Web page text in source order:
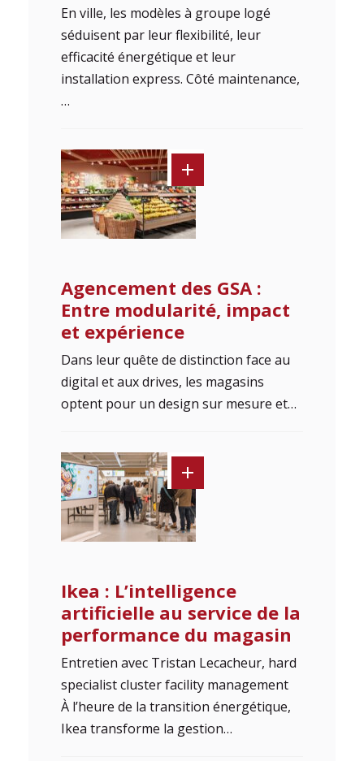
En ville, les modèles à groupe logé
séduisent par leur flexibilité, leur
efficacité énergétique et leur
installation express. Côté maintenance,
…
Agencement des GSA :
Entre modularité, impact
et expérience
Dans leur quête de distinction face au
digital et aux drives, les magasins
optent pour un design sur mesure et…
Ikea : L’intelligence
artificielle au service de la
performance du magasin
Entretien avec Tristan Lecacheur, hard
specialist cluster facility management
À l’heure de la transition énergétique,
Ikea transforme la gestion…